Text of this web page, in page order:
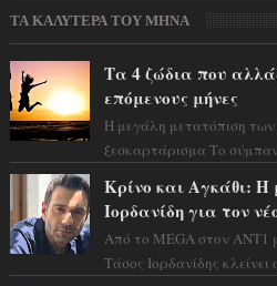
ΤΑ ΚΑΛΥΤΕΡΑ ΤΟΥ ΜΗΝΑ
Τα 4 ζώδια που
επόμενους μήνες
Η μεγάλη μετατόπιση
ξεσκαρτάρισμα Το
Κρίνο και Αγκάθι:
Ιορδανίδη για τον
Από το MEGA στον ΑΝΤ1
Τάσος Ιορδανίδης